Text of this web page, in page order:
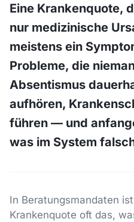
Eine Krankenquote,
nur medizinische
meistens ein
Probleme, die
Absentismus
aufhören,
führen — und
was im System
In Beratungsmandaten
Krankenquote oft das,